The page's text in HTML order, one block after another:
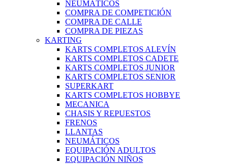
NEUMÁTICOS
COMPRA DE COMPETICIÓN
COMPRA DE CALLE
COMPRA DE PIEZAS
KARTING
KARTS COMPLETOS ALEVÍN
KARTS COMPLETOS CADETE
KARTS COMPLETOS JUNIOR
KARTS COMPLETOS SENIOR
SUPERKART
KARTS COMPLETOS HOBBYE
MECANICA
CHASIS Y REPUESTOS
FRENOS
LLANTAS
NEUMÁTICOS
EQUIPACIÓN ADULTOS
EQUIPACIÓN NIÑOS